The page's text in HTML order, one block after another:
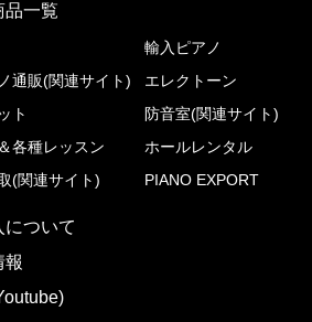
品一覧
輸入ピアノ
通販(関連サイト)
エレクトーン
ト
防音室(関連サイト)
各種レッスン
ホールレンタル
(関連サイト)
PIANO EXPORT
ついて
報